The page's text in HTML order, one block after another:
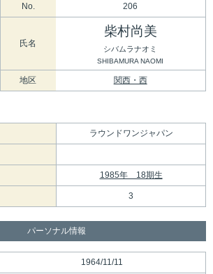
No. 206
氏名
柴村尚美
シバムラナオミ
SHIBAMURA NAOMI
地区 関西・西
ラウンドワンジャパン
1985年 18期生
3
パーソナル情報
1964/11/11